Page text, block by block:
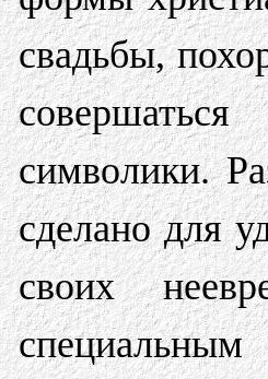
свадьбы,
символики.
сделано для
своих